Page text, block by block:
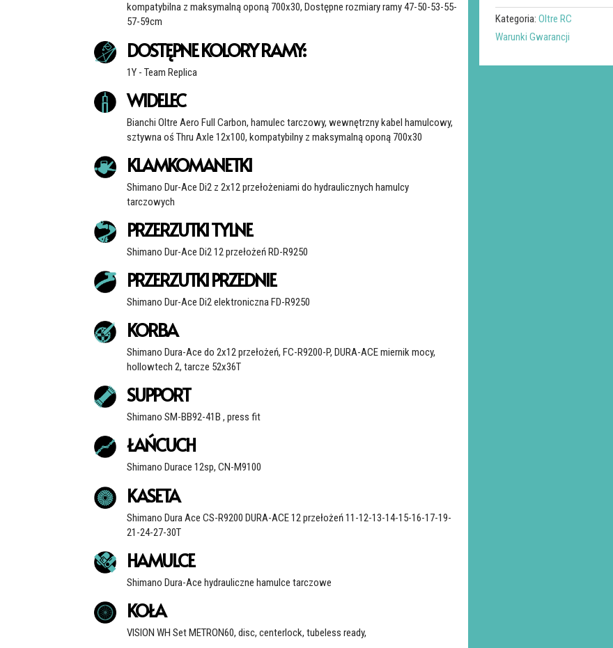
kompatybilna z maksymalną oponą 700x30, Dostępne rozmiary ramy 47-50-53-55-
57-59cm
DOSTĘPNE KOLORY RAMY:
1Y - Team Replica
WIDELEC
Bianchi Oltre Aero Full Carbon, hamulec tarczowy, wewnętrzny kabel hamulcowy,
sztywna oś Thru Axle 12x100, kompatybilny z maksymalną oponą 700x30
KLAMKOMANETKI
Shimano Dur-Ace Di2 z 2x12 przełożeniami do hydraulicznych hamulcy
tarczowych
PRZERZUTKI TYLNE
Shimano Dur-Ace Di2 12 przełożeń RD-R9250
PRZERZUTKI PRZEDNIE
Shimano Dur-Ace Di2 elektroniczna FD-R9250
KORBA
Shimano Dura-Ace do 2x12 przełożeń, FC-R9200-P, DURA-ACE miernik mocy,
hollowtech 2, tarcze 52x36T
SUPPORT
Shimano SM-BB92-41B , press fit
ŁAŃCUCH
Shimano Durace 12sp, CN-M9100
KASETA
Shimano Dura Ace CS-R9200 DURA-ACE 12 przełożeń 11-12-13-14-15-16-17-19-
21-24-27-30T
HAMULCE
Shimano Dura-Ace hydrauliczne hamulce tarczowe
KOŁA
VISION WH Set METRON60, disc, centerlock, tubeless ready,
Kategoria:Oltre RC
Warunki Gwarancji